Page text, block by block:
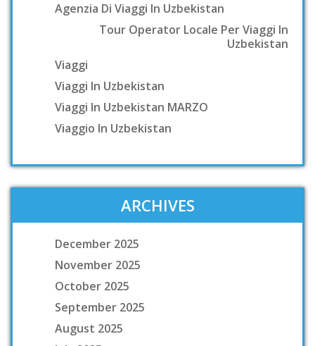
Agenzia Di Viaggi In Uzbekistan
Tour Operator Locale Per Viaggi In
Uzbekistan
Viaggi
Viaggi In Uzbekistan
Viaggi In Uzbekistan MARZO
Viaggio In Uzbekistan
ARCHIVES
December 2025
November 2025
October 2025
September 2025
August 2025